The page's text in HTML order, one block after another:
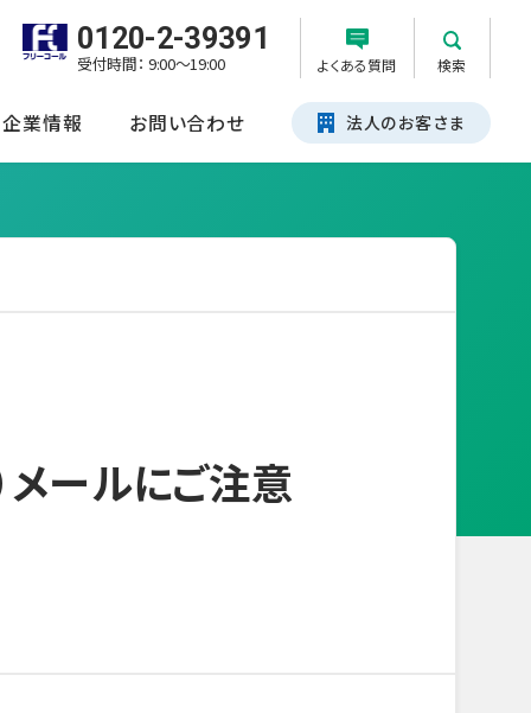
0120-2-39391
受付時間： 9:00～19:00 よくある質問 検索
企業情報 お問い合わせ 法人のお客さま
メールにご注意